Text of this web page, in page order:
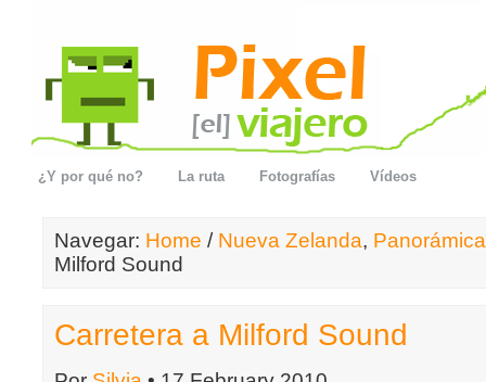
¿Y por qué no? La ruta Fotografías Vídeos
Navegar: Home / Nueva Zelanda,
Milford Sound
Carretera a Milford Sound